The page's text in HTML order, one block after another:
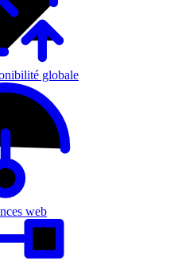
globale
web